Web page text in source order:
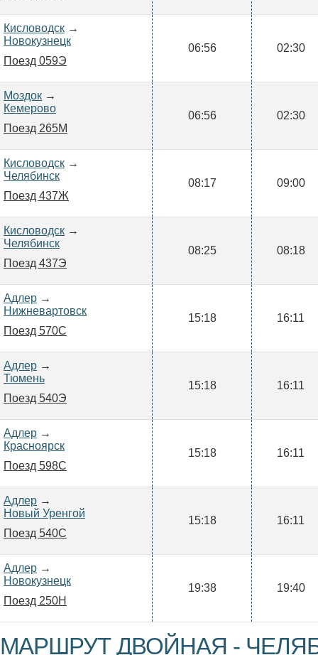
Кисловодск →
Новокузнецк
Поезд 059Э
06:56 02:30
Моздок →
Кемерово
Поезд 265М
06:56 02:30
Кисловодск →
Челябинск
Поезд 437Ж
08:17 09:00
Кисловодск →
Челябинск
Поезд 437Э
08:25 08:18
Адлер →
Нижневартовск
Поезд 570С
15:18 16:11
Адлер →
Тюмень
Поезд 540Э
15:18 16:11
Адлер →
Красноярск
Поезд 598С
15:18 16:11
Адлер →
Новый Уренгой
Поезд 540С
15:18 16:11
Адлер →
Новокузнецк
Поезд 250Н
19:38 19:40
МАРШРУТ ДВОЙНАЯ -